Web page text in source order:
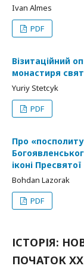
Ivan Almes
PDF
Візитаційний
монастиря
Yuriy Stetсyk
PDF
Про
іконі
Bohdan Lazorak
PDF
ІСТОРІЯ:
ПОЧАТОК